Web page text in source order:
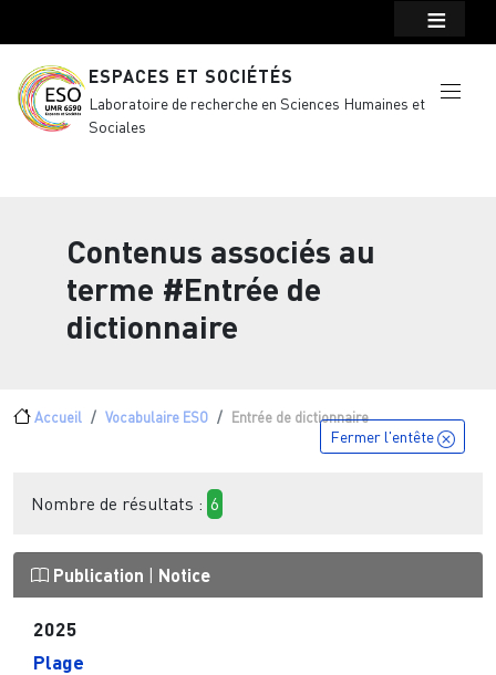
ESPACES ET SOCIÉTÉS
Laboratoire de recherche en Sciences Humaines et
Sociales
Contenus associés au
terme #Entrée de
dictionnaire
Fil d'Ariane
Accueil Vocabulaire ESO Entrée de dictionnaire
Fermer l'entête
Nombre de résultats : 6
Publication Notice
2025
Plage